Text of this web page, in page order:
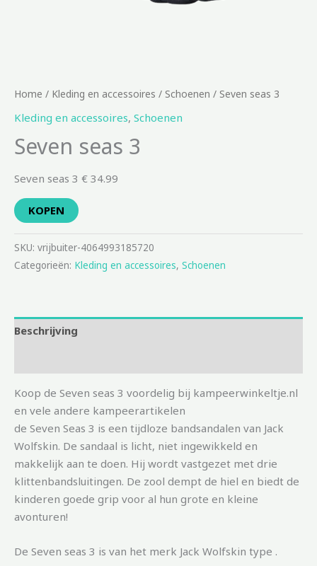
Home / Kleding en accessoires / Schoenen / Seven seas 3
Kleding en accessoires, Schoenen
Seven seas 3
Seven seas 3 € 34.99
KOPEN
SKU: vrijbuiter-4064993185720
Categorieën: Kleding en accessoires, Schoenen
Beschrijving
Koop de Seven seas 3 voordelig bij kampeerwinkeltje.nl
en vele andere kampeerartikelen
de Seven Seas 3 is een tijdloze bandsandalen van Jack
Wolfskin. De sandaal is licht, niet ingewikkeld en
makkelijk aan te doen. Hij wordt vastgezet met drie
klittenbandsluitingen. De zool dempt de hiel en biedt de
kinderen goede grip voor al hun grote en kleine
avonturen!
De Seven seas 3 is van het merk Jack Wolfskin type .